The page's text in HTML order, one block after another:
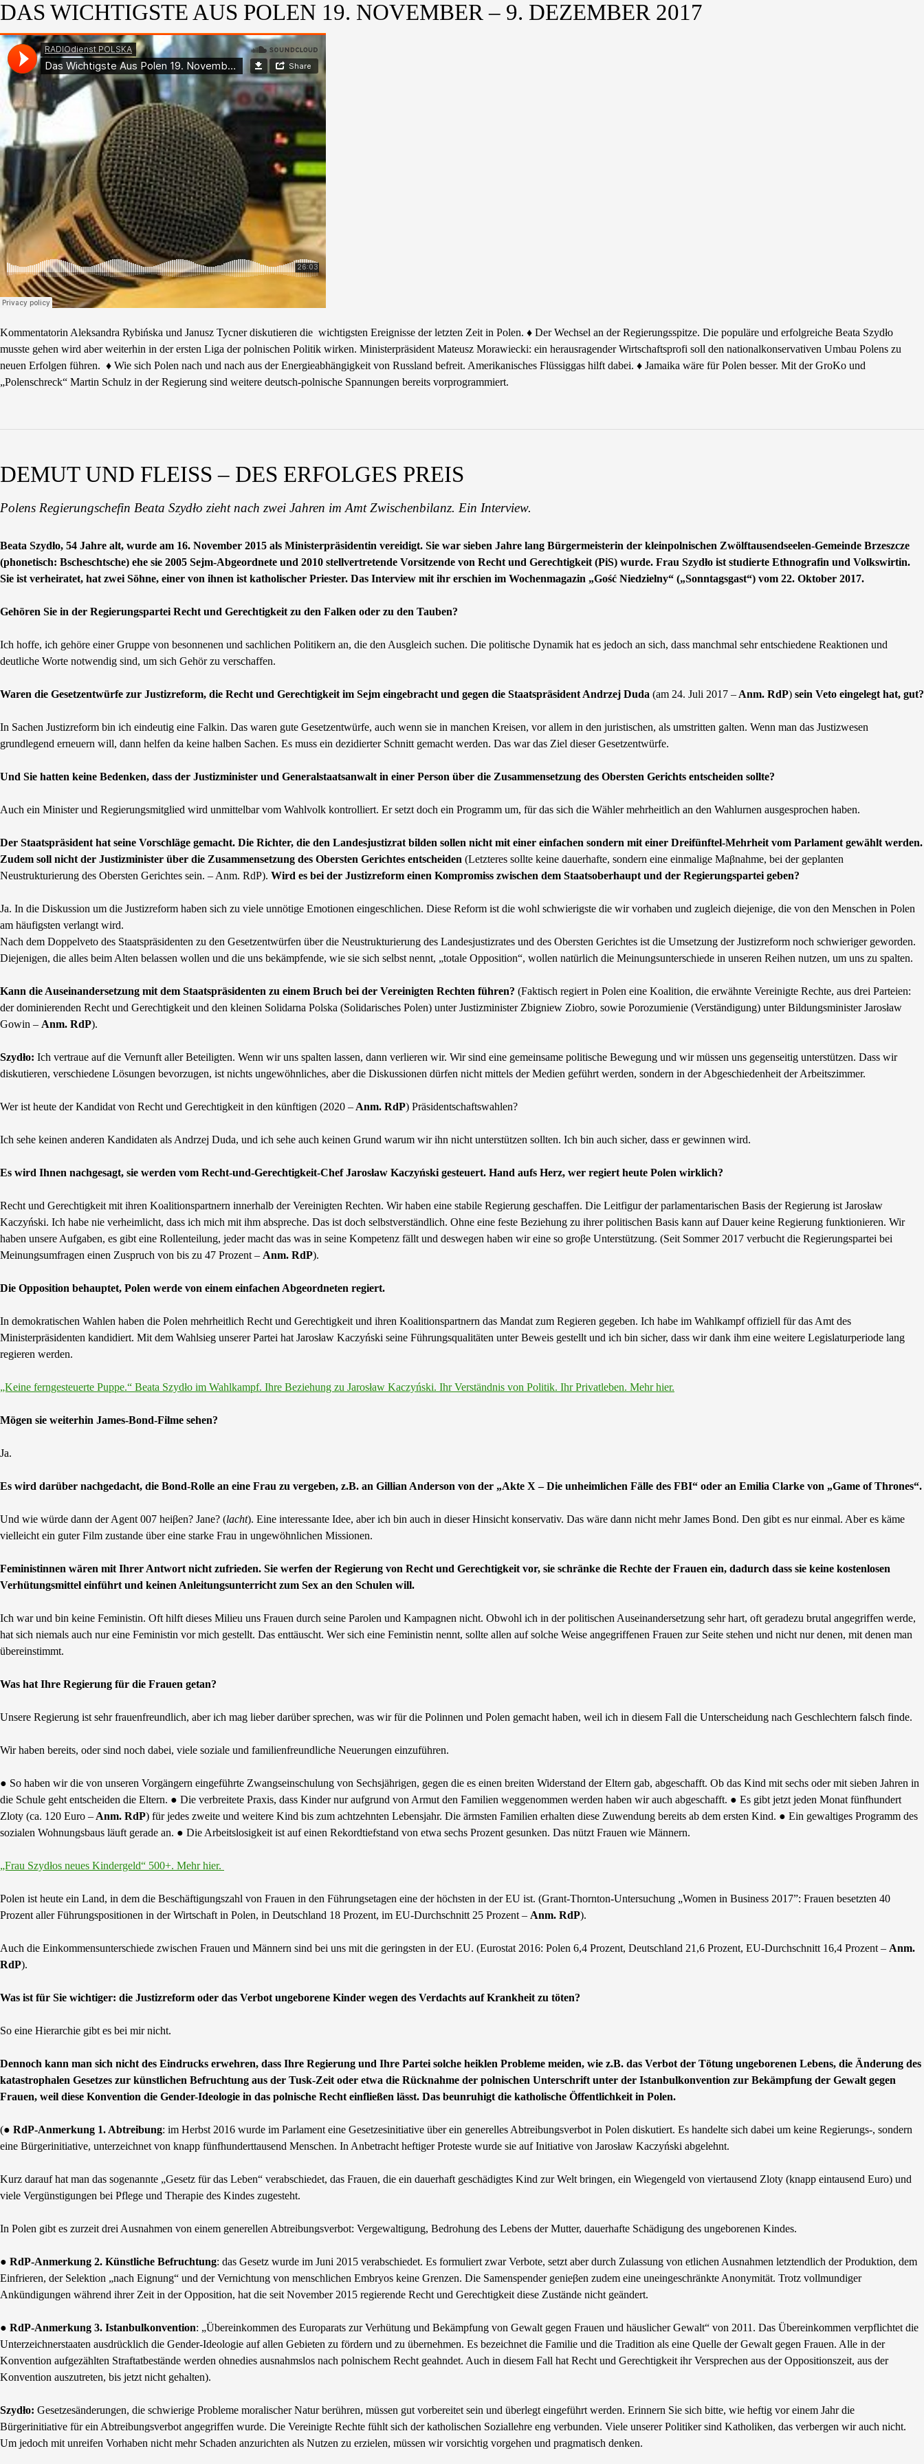
DAS WICHTIGSTE AUS POLEN 19. NOVEMBER – 9. DEZEMBER 2017
Kommentatorin Aleksandra Rybińska und Janusz Tycner diskutieren die wichtigsten Ereignisse der letzten Zeit in Polen. ♦ Der Wechsel an der Regierungsspitze. Die populäre und erfolgreiche Beata Szydło
musste gehen wird aber weiterhin in der ersten Liga der polnischen Politik wirken. Ministerpräsident Mateusz Morawiecki: ein herausragender Wirtschaftsprofi soll den nationalkonservativen Umbau Polens zu
neuen Erfolgen führen. ♦ Wie sich Polen nach und nach aus der Energieabhängigkeit von Russland befreit. Amerikanisches Flüssiggas hilft dabei. ♦ Jamaika wäre für Polen besser. Mit der GroKo und
„Polenschreck“ Martin Schulz in der Regierung sind weitere deutsch-polnische Spannungen bereits vorprogrammiert.
DEMUT UND FLEISS – DES ERFOLGES PREIS
Polens Regierungschefin Beata Szydło zieht nach zwei Jahren im Amt Zwischenbilanz. Ein Interview.
Beata Szydło, 54 Jahre alt, wurde am 16. November 2015 als Ministerpräsidentin vereidigt. Sie war sieben Jahre lang Bürgermeisterin der kleinpolnischen Zwölftausendseelen-Gemeinde Brzeszcze
(phonetisch: Bscheschtsche) ehe sie 2005 Sejm-Abgeordnete und 2010 stellvertretende Vorsitzende von Recht und Gerechtigkeit (PiS) wurde. Frau Szydło ist studierte Ethnografin und Volkswirtin.
Sie ist verheiratet, hat zwei Söhne, einer von ihnen ist katholischer Priester. Das Interview mit ihr erschien im Wochenmagazin „Gość Niedzielny“ („Sonntagsgast“) vom 22. Oktober 2017.
Gehören Sie in der Regierungspartei Recht und Gerechtigkeit zu den Falken oder zu den Tauben?
Ich hoffe, ich gehöre einer Gruppe von besonnenen und sachlichen Politikern an, die den Ausgleich suchen. Die politische Dynamik hat es jedoch an sich, dass manchmal sehr entschiedene Reaktionen und
deutliche Worte notwendig sind, um sich Gehör zu verschaffen.
Waren die Gesetzentwürfe zur Justizreform, die Recht und Gerechtigkeit im Sejm eingebracht und gegen die Staatspräsident Andrzej Duda (am 24. Juli 2017 – Anm. RdP) sein Veto eingelegt hat, gut?
In Sachen Justizreform bin ich eindeutig eine Falkin. Das waren gute Gesetzentwürfe, auch wenn sie in manchen Kreisen, vor allem in den juristischen, als umstritten galten. Wenn man das Justizwesen
grundlegend erneuern will, dann helfen da keine halben Sachen. Es muss ein dezidierter Schnitt gemacht werden. Das war das Ziel dieser Gesetzentwürfe.
Und Sie hatten keine Bedenken, dass der Justizminister und Generalstaatsanwalt in einer Person über die Zusammensetzung des Obersten Gerichts entscheiden sollte?
Auch ein Minister und Regierungsmitglied wird unmittelbar vom Wahlvolk kontrolliert. Er setzt doch ein Programm um, für das sich die Wähler mehrheitlich an den Wahlurnen ausgesprochen haben.
Der Staatspräsident hat seine Vorschläge gemacht. Die Richter, die den Landesjustizrat bilden sollen nicht mit einer einfachen sondern mit einer Dreifünftel-Mehrheit vom Parlament gewählt werden.
Zudem soll nicht der Justizminister über die Zusammensetzung des Obersten Gerichtes entscheiden (Letzteres sollte keine dauerhafte, sondern eine einmalige Maβnahme, bei der geplanten
Neustrukturierung des Obersten Gerichtes sein. – Anm. RdP). Wird es bei der Justizreform einen Kompromiss zwischen dem Staatsoberhaupt und der Regierungspartei geben?
Ja. In die Diskussion um die Justizreform haben sich zu viele unnötige Emotionen eingeschlichen. Diese Reform ist die wohl schwierigste die wir vorhaben und zugleich diejenige, die von den Menschen in Polen
am häufigsten verlangt wird.
Nach dem Doppelveto des Staatspräsidenten zu den Gesetzentwürfen über die Neustrukturierung des Landesjustizrates und des Obersten Gerichtes ist die Umsetzung der Justizreform noch schwieriger geworden.
Diejenigen, die alles beim Alten belassen wollen und die uns bekämpfende, wie sie sich selbst nennt, „totale Opposition“, wollen natürlich die Meinungsunterschiede in unseren Reihen nutzen, um uns zu spalten.
Kann die Auseinandersetzung mit dem Staatspräsidenten zu einem Bruch bei der Vereinigten Rechten führen? (Faktisch regiert in Polen eine Koalition, die erwähnte Vereinigte Rechte, aus drei Parteien:
der dominierenden Recht und Gerechtigkeit und den kleinen Solidarna Polska (Solidarisches Polen) unter Justizminister Zbigniew Ziobro, sowie Porozumienie (Verständigung) unter Bildungsminister Jarosław
Gowin – Anm. RdP).
Szydło: Ich vertraue auf die Vernunft aller Beteiligten. Wenn wir uns spalten lassen, dann verlieren wir. Wir sind eine gemeinsame politische Bewegung und wir müssen uns gegenseitig unterstützen. Dass wir
diskutieren, verschiedene Lösungen bevorzugen, ist nichts ungewöhnliches, aber die Diskussionen dürfen nicht mittels der Medien geführt werden, sondern in der Abgeschiedenheit der Arbeitszimmer.
Wer ist heute der Kandidat von Recht und Gerechtigkeit in den künftigen (2020 – Anm. RdP) Präsidentschaftswahlen?
Ich sehe keinen anderen Kandidaten als Andrzej Duda, und ich sehe auch keinen Grund warum wir ihn nicht unterstützen sollten. Ich bin auch sicher, dass er gewinnen wird.
Es wird Ihnen nachgesagt, sie werden vom Recht-und-Gerechtigkeit-Chef Jarosław Kaczyński gesteuert. Hand aufs Herz, wer regiert heute Polen wirklich?
Recht und Gerechtigkeit mit ihren Koalitionspartnern innerhalb der Vereinigten Rechten. Wir haben eine stabile Regierung geschaffen. Die Leitfigur der parlamentarischen Basis der Regierung ist Jarosław
Kaczyński. Ich habe nie verheimlicht, dass ich mich mit ihm abspreche. Das ist doch selbstverständlich. Ohne eine feste Beziehung zu ihrer politischen Basis kann auf Dauer keine Regierung funktionieren. Wir
haben unsere Aufgaben, es gibt eine Rollenteilung, jeder macht das was in seine Kompetenz fällt und deswegen haben wir eine so groβe Unterstützung. (Seit Sommer 2017 verbucht die Regierungspartei bei
Meinungsumfragen einen Zuspruch von bis zu 47 Prozent – Anm. RdP).
Die Opposition behauptet, Polen werde von einem einfachen Abgeordneten regiert.
In demokratischen Wahlen haben die Polen mehrheitlich Recht und Gerechtigkeit und ihren Koalitionspartnern das Mandat zum Regieren gegeben. Ich habe im Wahlkampf offiziell für das Amt des
Ministerpräsidenten kandidiert. Mit dem Wahlsieg unserer Partei hat Jarosław Kaczyński seine Führungsqualitäten unter Beweis gestellt und ich bin sicher, dass wir dank ihm eine weitere Legislaturperiode lang
regieren werden.
„Keine ferngesteuerte Puppe.“ Beata Szydło im Wahlkampf. Ihre Beziehung zu Jarosław Kaczyński. Ihr Verständnis von Politik. Ihr Privatleben. Mehr hier.
Mögen sie weiterhin James-Bond-Filme sehen?
Ja.
Es wird darüber nachgedacht, die Bond-Rolle an eine Frau zu vergeben, z.B. an Gillian Anderson von der „Akte X – Die unheimlichen Fälle des FBI“ oder an Emilia Clarke von „Game of Thrones“.
Und wie würde dann der Agent 007 heiβen? Jane? (lacht). Eine interessante Idee, aber ich bin auch in dieser Hinsicht konservativ. Das wäre dann nicht mehr James Bond. Den gibt es nur einmal. Aber es käme
vielleicht ein guter Film zustande über eine starke Frau in ungewöhnlichen Missionen.
Feministinnen wären mit Ihrer Antwort nicht zufrieden. Sie werfen der Regierung von Recht und Gerechtigkeit vor, sie schränke die Rechte der Frauen ein, dadurch dass sie keine kostenlosen
Verhütungsmittel einführt und keinen Anleitungsunterricht zum Sex an den Schulen will.
Ich war und bin keine Feministin. Oft hilft dieses Milieu uns Frauen durch seine Parolen und Kampagnen nicht. Obwohl ich in der politischen Auseinandersetzung sehr hart, oft geradezu brutal angegriffen werde,
hat sich niemals auch nur eine Feministin vor mich gestellt. Das enttäuscht. Wer sich eine Feministin nennt, sollte allen auf solche Weise angegriffenen Frauen zur Seite stehen und nicht nur denen, mit denen man
übereinstimmt.
Was hat Ihre Regierung für die Frauen getan?
Unsere Regierung ist sehr frauenfreundlich, aber ich mag lieber darüber sprechen, was wir für die Polinnen und Polen gemacht haben, weil ich in diesem Fall die Unterscheidung nach Geschlechtern falsch finde.
Wir haben bereits, oder sind noch dabei, viele soziale und familienfreundliche Neuerungen einzuführen.
● So haben wir die von unseren Vorgängern eingeführte Zwangseinschulung von Sechsjährigen, gegen die es einen breiten Widerstand der Eltern gab, abgeschafft. Ob das Kind mit sechs oder mit sieben Jahren in
die Schule geht entscheiden die Eltern. ● Die verbreitete Praxis, dass Kinder nur aufgrund von Armut den Familien weggenommen werden haben wir auch abgeschafft. ● Es gibt jetzt jeden Monat fünfhundert
Zloty (ca. 120 Euro – Anm. RdP) für jedes zweite und weitere Kind bis zum achtzehnten Lebensjahr. Die ärmsten Familien erhalten diese Zuwendung bereits ab dem ersten Kind. ● Ein gewaltiges Programm des
sozialen Wohnungsbaus läuft gerade an. ● Die Arbeitslosigkeit ist auf einen Rekordtiefstand von etwa sechs Prozent gesunken. Das nützt Frauen wie Männern.
„Frau Szydłos neues Kindergeld“ 500+. Mehr hier.
Polen ist heute ein Land, in dem die Beschäftigungszahl von Frauen in den Führungsetagen eine der höchsten in der EU ist. (Grant-Thornton-Untersuchung „Women in Business 2017”: Frauen besetzten 40
Prozent aller Führungspositionen in der Wirtschaft in Polen, in Deutschland 18 Prozent, im EU-Durchschnitt 25 Prozent – Anm. RdP).
Auch die Einkommensunterschiede zwischen Frauen und Männern sind bei uns mit die geringsten in der EU. (Eurostat 2016: Polen 6,4 Prozent, Deutschland 21,6 Prozent, EU-Durchschnitt 16,4 Prozent – Anm.
RdP).
Was ist für Sie wichtiger: die Justizreform oder das Verbot ungeborene Kinder wegen des Verdachts auf Krankheit zu töten?
So eine Hierarchie gibt es bei mir nicht.
Dennoch kann man sich nicht des Eindrucks erwehren, dass Ihre Regierung und Ihre Partei solche heiklen Probleme meiden, wie z.B. das Verbot der Tötung ungeborenen Lebens, die Änderung des
katastrophalen Gesetzes zur künstlichen Befruchtung aus der Tusk-Zeit oder etwa die Rücknahme der polnischen Unterschrift unter der Istanbulkonvention zur Bekämpfung der Gewalt gegen
Frauen, weil diese Konvention die Gender-Ideologie in das polnische Recht einfließen lässt. Das beunruhigt die katholische Öffentlichkeit in Polen.
(● RdP-Anmerkung 1. Abtreibung: im Herbst 2016 wurde im Parlament eine Gesetzesinitiative über ein generelles Abtreibungsverbot in Polen diskutiert. Es handelte sich dabei um keine Regierungs-, sondern
eine Bürgerinitiative, unterzeichnet von knapp fünfhunderttausend Menschen. In Anbetracht heftiger Proteste wurde sie auf Initiative von Jarosław Kaczyński abgelehnt.
Kurz darauf hat man das sogenannte „Gesetz für das Leben“ verabschiedet, das Frauen, die ein dauerhaft geschädigtes Kind zur Welt bringen, ein Wiegengeld von viertausend Zloty (knapp eintausend Euro) und
viele Vergünstigungen bei Pflege und Therapie des Kindes zugesteht.
In Polen gibt es zurzeit drei Ausnahmen von einem generellen Abtreibungsverbot: Vergewaltigung, Bedrohung des Lebens der Mutter, dauerhafte Schädigung des ungeborenen Kindes.
● RdP-Anmerkung 2. Künstliche Befruchtung: das Gesetz wurde im Juni 2015 verabschiedet. Es formuliert zwar Verbote, setzt aber durch Zulassung von etlichen Ausnahmen letztendlich der Produktion, dem
Einfrieren, der Selektion „nach Eignung“ und der Vernichtung von menschlichen Embryos keine Grenzen. Die Samenspender genieβen zudem eine uneingeschränkte Anonymität. Trotz vollmundiger
Ankündigungen während ihrer Zeit in der Opposition, hat die seit November 2015 regierende Recht und Gerechtigkeit diese Zustände nicht geändert.
● RdP-Anmerkung 3. Istanbulkonvention: „Übereinkommen des Europarats zur Verhütung und Bekämpfung von Gewalt gegen Frauen und häuslicher Gewalt“ von 2011. Das Übereinkommen verpflichtet die
Unterzeichnerstaaten ausdrücklich die Gender-Ideologie auf allen Gebieten zu fördern und zu übernehmen. Es bezeichnet die Familie und die Tradition als eine Quelle der Gewalt gegen Frauen. Alle in der
Konvention aufgezählten Straftatbestände werden ohnedies ausnahmslos nach polnischem Recht geahndet. Auch in diesem Fall hat Recht und Gerechtigkeit ihr Versprechen aus der Oppositionszeit, aus der
Konvention auszutreten, bis jetzt nicht gehalten).
Szydło: Gesetzesänderungen, die schwierige Probleme moralischer Natur berühren, müssen gut vorbereitet sein und überlegt eingeführt werden. Erinnern Sie sich bitte, wie heftig vor einem Jahr die
Bürgerinitiative für ein Abtreibungsverbot angegriffen wurde. Die Vereinigte Rechte fühlt sich der katholischen Soziallehre eng verbunden. Viele unserer Politiker sind Katholiken, das verbergen wir auch nicht.
Um jedoch mit unreifen Vorhaben nicht mehr Schaden anzurichten als Nutzen zu erzielen, müssen wir vorsichtig vorgehen und pragmatisch denken.